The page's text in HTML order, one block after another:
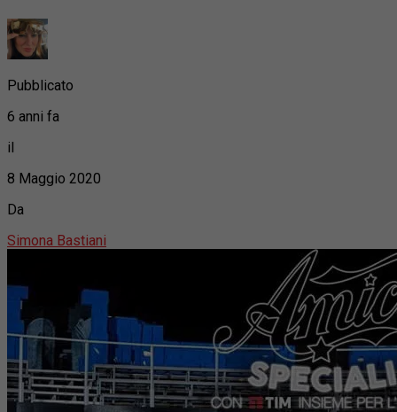
Pubblicato
6 anni fa
il
8 Maggio 2020
Da
Simona Bastiani